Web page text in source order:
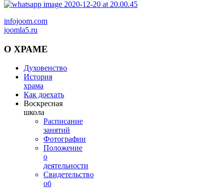
infojoom.com
joomla5.ru
О ХРАМЕ
Духовенство
История
храма
Как доехать
Воскресная
школа
Расписание
занятий
Фотографии
Положение
о
деятельности
Свидетельство
об